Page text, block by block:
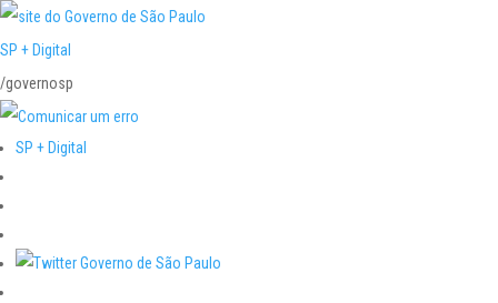
SP + Digital
/governosp
SP + Digital